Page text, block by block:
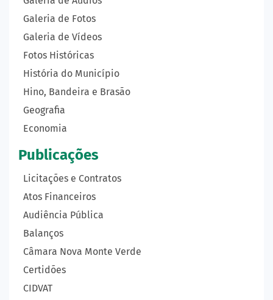
Galeria de Fotos
Galeria de Vídeos
Fotos Históricas
História do Município
Hino, Bandeira e Brasão
Geografia
Economia
Publicações
Licitações e Contratos
Atos Financeiros
Audiência Pública
Balanços
Câmara Nova Monte Verde
Certidões
CIDVAT